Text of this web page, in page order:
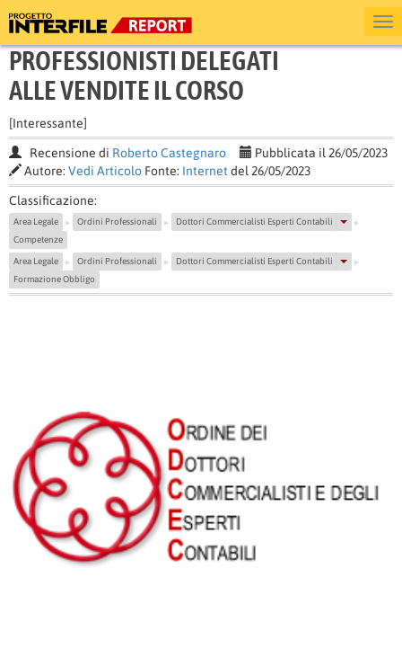
PROFESSIONISTI DELEGATI
ALLE VENDITE IL CORSO
[Interessante]
Recensione di Roberto Castegnaro
Pubblicata il 26/05/2023
Autore: Vedi Articolo Fonte: Internet del 26/05/2023
Classificazione:
Area Legale ▶ Ordini Professionali ▶ Dottori Commercialisti Esperti Contabili ▶
Competenze
Area Legale ▶ Ordini Professionali ▶ Dottori Commercialisti Esperti Contabili ▶
Formazione Obbligo